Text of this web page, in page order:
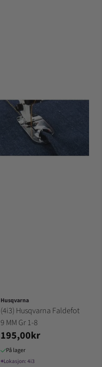
Husqvarna
(4i3) Husqvarna Faldefot
9 MM Gr 1-8
195,00kr
På lager
⌖Lokasjon: 4i3